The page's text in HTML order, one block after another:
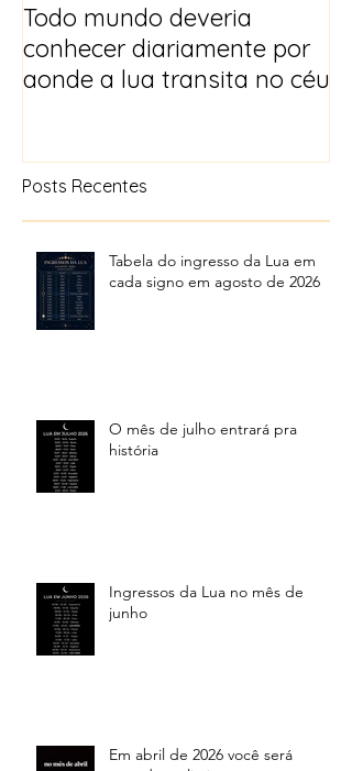
Todo mundo deveria
conhecer diariamente por
aonde a lua transita no céu
Posts Recentes
Tabela do ingresso da Lua em
cada signo em agosto de 2026
O mês de julho entrará pra
história
Ingressos da Lua no mês de
junho
Em abril de 2026 você será